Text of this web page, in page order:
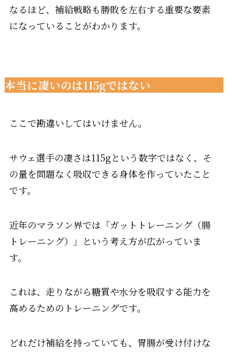
なるほど、補給戦略も勝敗を左右する重要な要素
になっていることがわかります。
本当に凄いのは115gではない
ここで勘違いしてはいけません。
サウェ選手の凄さは115gという数字ではなく、そ
の量を問題なく吸収できる身体を作っていたこと
です。
近年のマラソン界では「ガットトレーニング（腸
トレーニング）」という考え方が広がっていま
す。
これは、走りながら糖質や水分を吸収する能力を
高めるためのトレーニングです。
どれだけ補給を持っていても、胃腸が受け付けな